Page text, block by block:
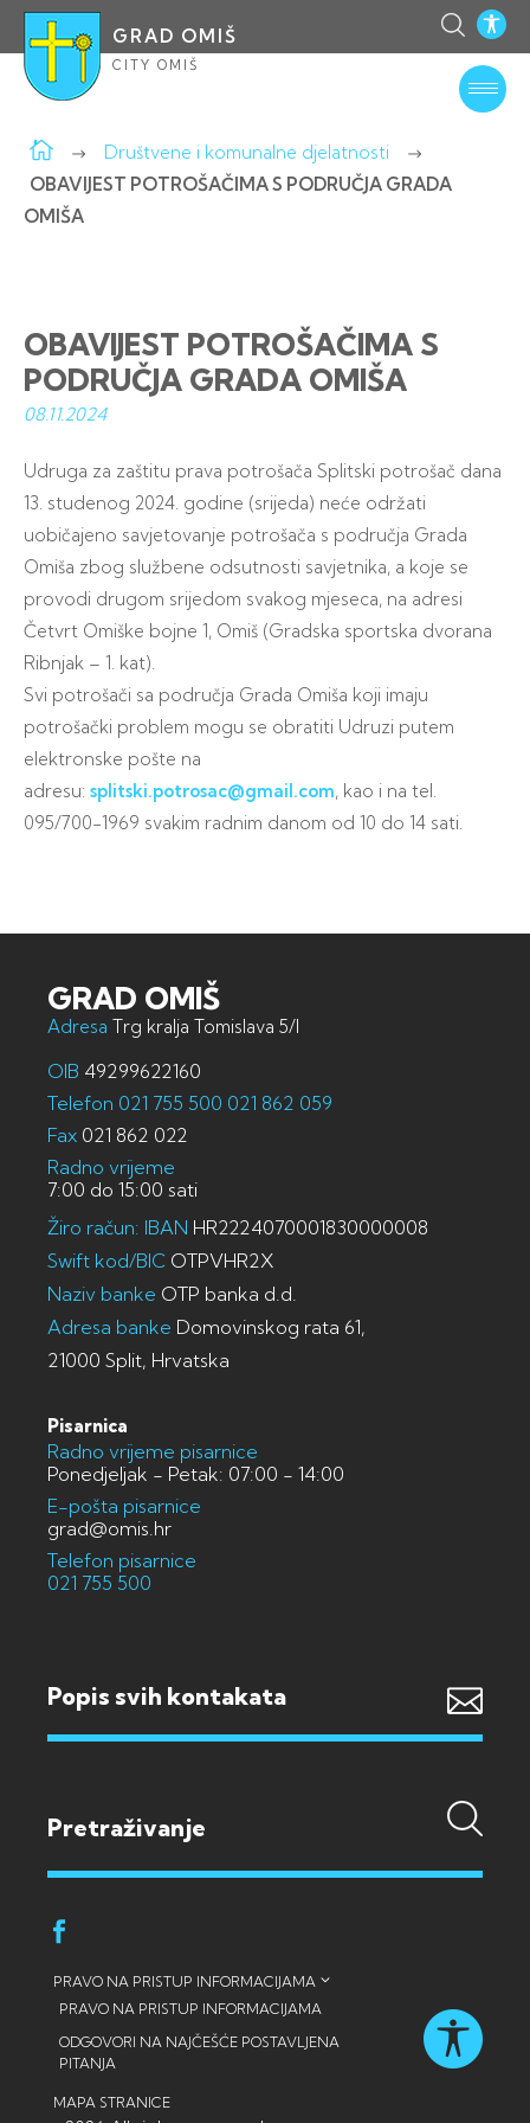
GRAD OMIŠ
CITY OMIŠ
Društvene i komunalne djelatnosti
OBAVIJEST POTROŠAČIMA S PODRUČJA GRADA
OMIŠA
OBAVIJEST POTROŠAČIMA S
PODRUČJA GRADA OMIŠA
08.11.2024
Udruga za zaštitu prava potrošača Splitski potrošač dana
13. studenog 2024. godine (srijeda) neće održati
uobičajeno savjetovanje potrošača s područja Grada
Omiša zbog službene odsutnosti savjetnika, a koje se
provodi drugom srijedom svakog mjeseca, na adresi
Četvrt Omiške bojne 1, Omiš (Gradska sportska dvorana
Ribnjak – 1. kat).
Svi potrošači sa područja Grada Omiša koji imaju
potrošački problem mogu se obratiti Udruzi putem
elektronske pošte na
adresu: splitski.potrosac@gmail.com, kao i na tel.
095/700-1969 svakim radnim danom od 10 do 14 sati.
GRAD OMIŠ
Adresa Trg kralja Tomislava 5/I
OIB 49299622160
Telefon 021 755 500 021 862 059
Fax 021 862 022
Radno vrijeme
7:00 do 15:00 sati
Žiro račun: IBAN HR2224070001830000008
Swift kod/BIC OTPVHR2X
Naziv banke OTP banka d.d.
Adresa banke Domovinskog rata 61,
21000 Split, Hrvatska
Pisarnica
Radno vrijeme pisarnice
Ponedjeljak - Petak: 07:00 - 14:00
E-pošta pisarnice
grad@omis.hr
Telefon pisarnice
021 755 500
Popis svih kontakata
PRAVO NA PRISTUP INFORMACIJAMA
PRAVO NA PRISTUP INFORMACIJAMA
ODGOVORI NA NAJČEŠĆE POSTAVLJENA
PITANJA
MAPA STRANICE